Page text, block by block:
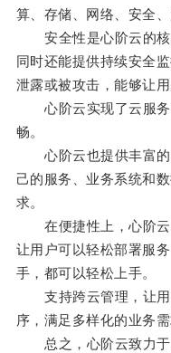
算、存储、网络、安全
安全性是心阶云的核
同时还能提供持续安全
泄露或被攻击，能够让
心阶云实现了云服务
畅。
心阶云也提供丰富的
己的服务、业务系统和
求。
在便捷性上，心阶云
让用户可以轻松部署服
手，都可以轻松上手。
支持跨云管理，让用
序，满足多样化的业务需
总之，心阶云致力于